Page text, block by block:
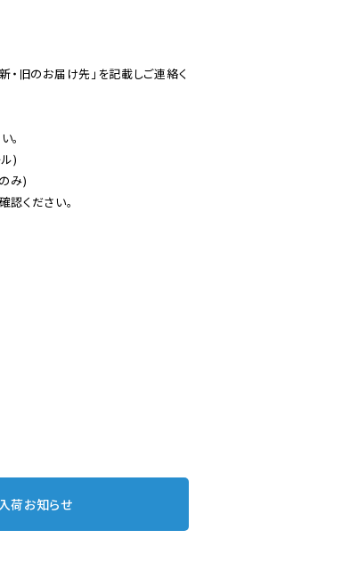
・旧のお届け先」を記載しご連絡く
。
)
み)
荷お知らせ